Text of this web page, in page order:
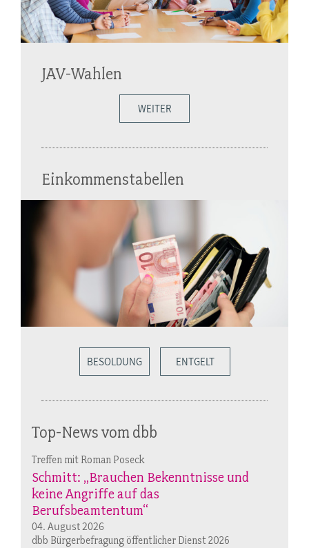
JAV-Wahlen
WEITER
Einkommenstabellen
BESOLDUNG ENTGELT
Top-News vom dbb
Treffen mit Roman Poseck
Schmitt: „Brauchen Bekenntnisse und
keine Angriffe auf das
Berufsbeamtentum“
04. August 2026
dbb Bürgerbefragung öffentlicher Dienst 2026